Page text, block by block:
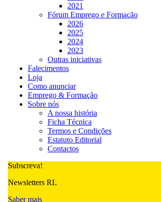
2021
Fórum Emprego e Formação
2026
2025
2024
2023
Outras iniciativas
Falecimentos
Loja
Como anunciar
Emprego & Formação
Sobre nós
A nossa história
Ficha Técnica
Termos e Condições
Estatuto Editorial
Contactos
Subscreva!
Newsletters RL
Saber mais